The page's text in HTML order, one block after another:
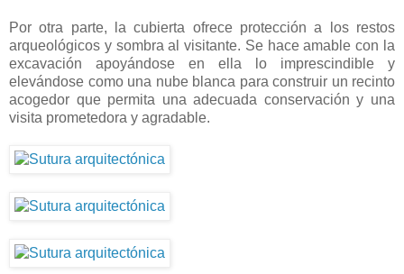
Por otra parte, la cubierta ofrece protección a los restos
arqueológicos y sombra al visitante. Se hace amable con la
excavación apoyándose en ella lo imprescindible y
elevándose como una nube blanca para construir un recinto
acogedor que permita una adecuada conservación y una
visita prometedora y agradable.